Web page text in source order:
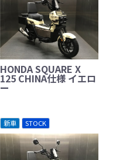
HONDA SQUARE X
125 CHINA仕様 イエロ
ー
新車 STOCK